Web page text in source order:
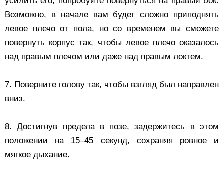
Возможно, в начале вам будет сложно приподнять
левое плечо от пола, но со временем вы сможете
повернуть корпус так, чтобы левое плечо оказалось
над правым плечом или даже над правым локтем.
7. Поверните голову так, чтобы взгляд был направлен
вниз.
8. Достигнув предела в позе, задержитесь в этом
положении на 15–45 секунд, сохраняя ровное и
мягкое дыхание.